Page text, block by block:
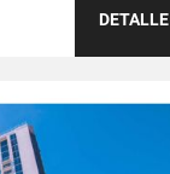
DETALLE